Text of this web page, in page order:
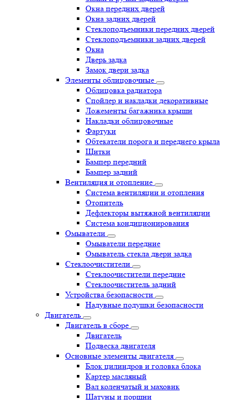
Окна передних дверей
Окна задних дверей
Стеклоподъемники передних дверей
Стеклоподъемники задних дверей
Окна
Дверь задка
Замок двери задка
Элементы облицовочные
Облицовка радиатора
Спойлер и накладки декоративные
Ложементы багажника крыши
Накладки облицовочные
Фартуки
Обтекатели порога и переднего крыла
Щитки
Бампер передний
Бампер задний
Вентиляция и отопление
Система вентиляции и отопления
Отопитель
Дефлекторы вытяжной вентиляции
Система кондиционирования
Омыватели
Омыватели передние
Омыватель стекла двери задка
Стеклоочистители
Стеклоочистители передние
Стеклоочиститель задний
Устройства безопасности
Надувные подушки безопасности
Двигатель
Двигатель в сборе
Двигатель
Подвеска двигателя
Основные элементы двигателя
Блок цилиндров и головка блока
Картер масляный
Вал коленчатый и маховик
Шатуны и поршни